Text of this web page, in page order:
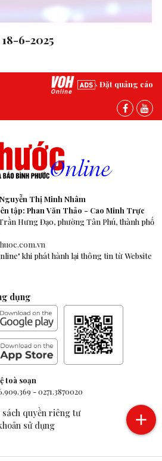
6-2025
Đặt quảng cáo
Thị Minh Nhâm
tập: Phan Văn Thảo - Cao Minh Trực
Hưng Đạo, phường Tân Phú, thành phố
khi phát hành lại thông tin từ Website
dụng
toà soạn
-0271.3870020
sách quyền riêng tư
sử dụng